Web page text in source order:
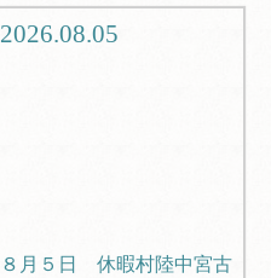
2026.08.05
８月５日 休暇村陸中宮古